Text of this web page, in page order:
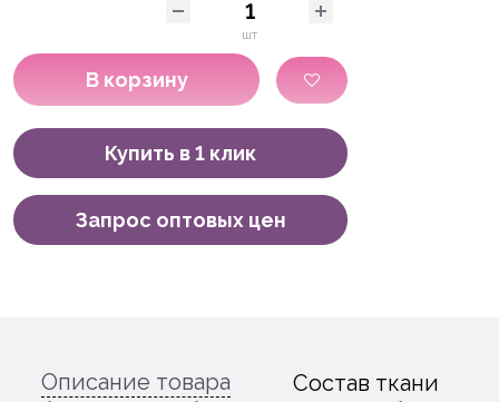
шт
В корзину
Купить в 1 клик
Запрос оптовых цен
Описание товара Состав ткани